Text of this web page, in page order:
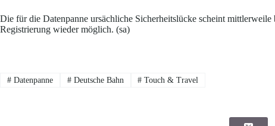
Die für die Datenpanne ursächliche Sicherheitslücke scheint
Registrierung wieder möglich. (sa)
#Datenpanne #Deutsche Bahn # Touch & Travel